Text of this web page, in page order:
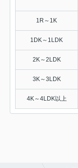
1R～1K
1DK～1LDK
2K～2LDK
3K～3LDK
4K～4LDK以上